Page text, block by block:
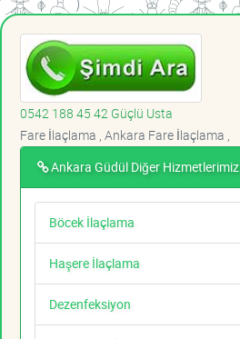
0542 188 45 42 Güçlü Usta
Fare İlaçlama , Ankara Fare İlaçlama ,
Ankara Güdül Diğer Hizmetlerimiz
Böcek İlaçlama
Haşere İlaçlama
Dezenfeksiyon